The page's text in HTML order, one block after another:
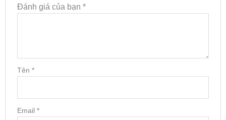
Đánh giá của bạn *
Tên *
Email *